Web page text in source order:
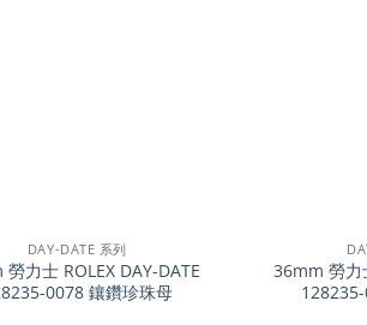
DAY-DATE 系列
力士 ROLEX DAY-DATE
0078 鑲鑽珍珠母
36mm 勞力